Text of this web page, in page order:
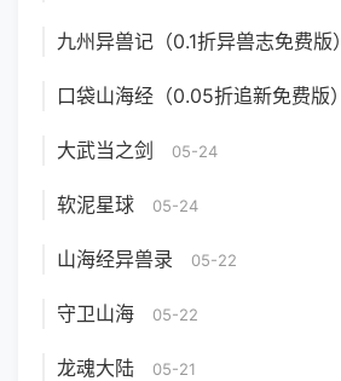
九州异兽记（0.1折异兽志免费版）
口袋山海经（0.05折追新免费版）
大武当之剑 05-24
软泥星球 05-24
山海经异兽录 05-22
守卫山海 05-22
龙魂大陆 05-21